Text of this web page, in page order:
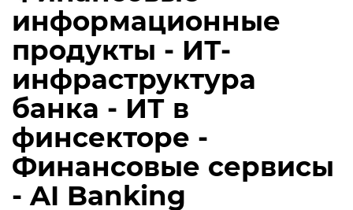
информационные
продукты - ИТ-
инфраструктура
банка - ИТ в
финсекторе -
Финансовые сервисы
- AI Banking